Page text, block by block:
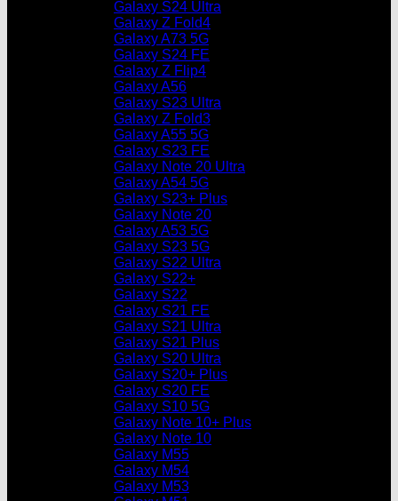
Galaxy S24 Ultra
Galaxy Z Fold4
Galaxy A73 5G
Galaxy S24 FE
Galaxy Z Flip4
Galaxy A56
Galaxy S23 Ultra
Galaxy Z Fold3
Galaxy A55 5G
Galaxy S23 FE
Galaxy Note 20 Ultra
Galaxy A54 5G
Galaxy S23+ Plus
Galaxy Note 20
Galaxy A53 5G
Galaxy S23 5G
Galaxy S22 Ultra
Galaxy S22+
Galaxy S22
Galaxy S21 FE
Galaxy S21 Ultra
Galaxy S21 Plus
Galaxy S20 Ultra
Galaxy S20+ Plus
Galaxy S20 FE
Galaxy S10 5G
Galaxy Note 10+ Plus
Galaxy Note 10
Galaxy M55
Galaxy M54
Galaxy M53